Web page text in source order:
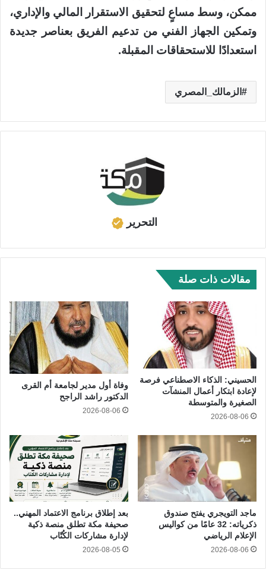
ممكن، وسط مساعٍ لتحقيق الاستقرار المالي والإداري،
وتمكين الجهاز الفني من تدعيم الفريق بعناصر جديدة
استعدادًا للاستحقاقات المقبلة.
الزمالك_المصري
التحرير
مقالات ذات صلة
الحسيني: الذكاء الاصطناعي فرصة
لإعادة ابتكار أعمال المنشآت
الصغيرة والمتوسطة
2026-08-06
وفاة أول مدير لجامعة أم القرى
الدكتور راشد الراجح
2026-08-06
ماجد التويجري يفتح صندوق
ذكرياته: 32 عامًا من كواليس
الإعلام الرياضي
2026-08-06
بعد إطلاق برنامج الاعتماد المهني..
صحيفة مكة تطلق منصة ذكية
لإدارة مشاركات الكُتّاب
2026-08-05